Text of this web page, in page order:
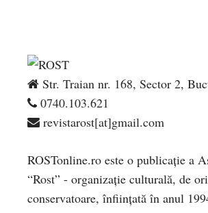
Str. Traian nr. 168, Sector 2,
0740.103.621
revistarost[at]gmail.com
ROSTonline.ro este o publicaţie a
“Rost” - organizaţie culturală, de
conservatoare, înfiinţată în anul